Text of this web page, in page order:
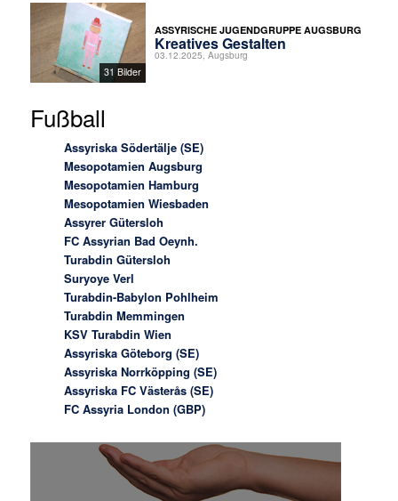
31 Bilder
ASSYRISCHE JUGENDGRUPPE AUGSBURG
Kreatives Gestalten
03.12.2025, Augsburg
Fußball
Assyriska Södertälje (SE)
Mesopotamien Augsburg
Mesopotamien Hamburg
Mesopotamien Wiesbaden
Assyrer Gütersloh
FC Assyrian Bad Oeynh.
Turabdin Gütersloh
Suryoye Verl
Turabdin-Babylon Pohlheim
Turabdin Memmingen
KSV Turabdin Wien
Assyriska Göteborg (SE)
Assyriska Norrköpping (SE)
Assyriska FC Västerås (SE)
FC Assyria London (GBP)